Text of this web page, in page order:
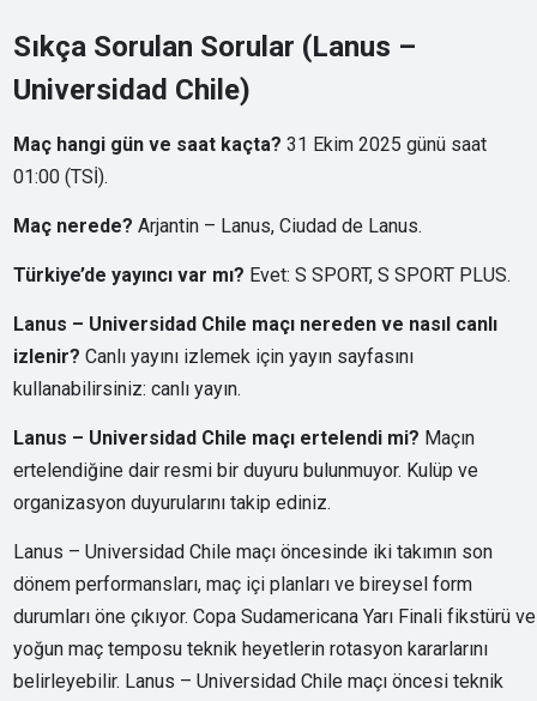
Sıkça Sorulan Sorular (Lanus –
Universidad Chile)
Maç hangi gün ve saat kaçta? 31 Ekim 2025 günü saat
01:00 (TSİ).
Maç nerede? Arjantin – Lanus, Ciudad de Lanus.
Türkiye’de yayıncı var mı? Evet: S SPORT, S SPORT PLUS.
Lanus – Universidad Chile maçı nereden ve nasıl canlı
izlenir? Canlı yayını izlemek için yayın sayfasını
kullanabilirsiniz:canlı yayın.
Lanus – Universidad Chile maçı ertelendi mi? Maçın
ertelendiğine dair resmi bir duyuru bulunmuyor. Kulüp ve
organizasyon duyurularını takip ediniz.
Lanus – Universidad Chile maçı öncesinde iki takımın son
dönem performansları, maç içi planları ve bireysel form
durumları öne çıkıyor. Copa Sudamericana Yarı Finali fikstürü ve
yoğun maç temposu teknik heyetlerin rotasyon kararlarını
belirleyebilir. Lanus – Universidad Chile maçı öncesi teknik